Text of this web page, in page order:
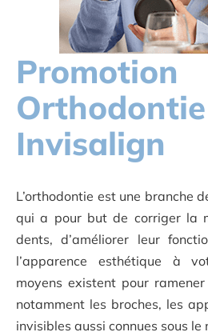
Promotion
Orthodontie
Invisalign
L’orthodontie est une branche
qui a pour but de corriger la
dents, d’améliorer leur
l’apparence esthétique à
moyens existent pour
notamment les broches, les
invisibles aussi connues sous le